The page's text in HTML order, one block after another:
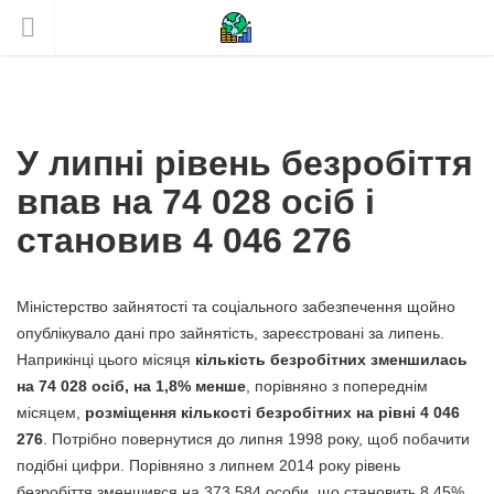
У липні рівень безробіття
впав на 74 028 осіб і
становив 4 046 276
Міністерство зайнятості та соціального забезпечення щойно
опублікувало дані про зайнятість, зареєстровані за липень.
Наприкінці цього місяця кількість безробітних зменшилась
на 74 028 осіб, на 1,8% менше , порівняно з попереднім
місяцем, розміщення кількості безробітних на рівні 4 046
276 . Потрібно повернутися до липня 1998 року, щоб побачити
подібні цифри. Порівняно з липнем 2014 року рівень